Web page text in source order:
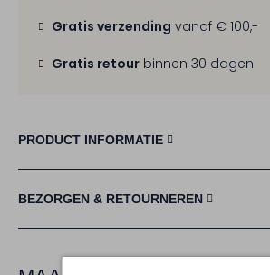
Gratis verzending vanaf € 100,-
Gratis retour binnen 30 dagen
PRODUCT INFORMATIE
BEZORGEN & RETOURNEREN